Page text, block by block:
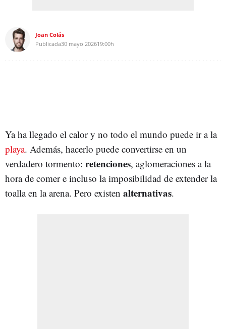
Joan Colás
Publicada30 mayo 202619:00h
Ya ha llegado el calor y no todo el mundo puede ir a la
playa. Además, hacerlo puede convertirse en un
verdadero tormento: retenciones, aglomeraciones a la
hora de comer e incluso la imposibilidad de extender la
toalla en la arena. Pero existen alternativas.